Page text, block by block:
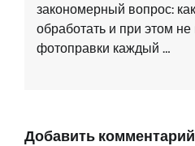
закономерный вопрос:
обработать и при этом не
фотоправки каждый …
Добавить комментарий